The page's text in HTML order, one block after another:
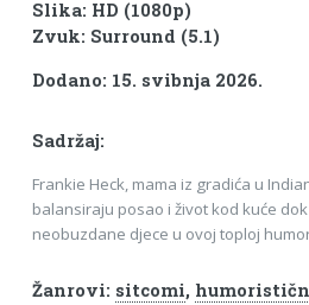
Slika: HD (1080p)
Zvuk: Surround (5.1)
Dodano: 15. svibnja 2026.
Sadržaj:
Frankie Heck, mama iz gradića u
balansiraju posao i život kod kuće
neobuzdane djece u ovoj toploj
Žanrovi: sitcomi,